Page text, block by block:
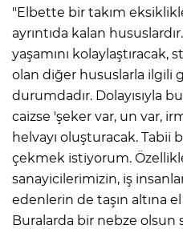
"Elbette bir takım
ayrıntıda kalan
yaşamını kolaylaştıracak,
olan diğer hususlarla ilgili
durumdadır. Dolayısıyla
caizse 'şeker var, un var,
helvayı oluşturacak. Tabii
çekmek istiyorum.
sanayicilerimizin, iş
edenlerin de taşın altına
Buralarda bir nebze olsun